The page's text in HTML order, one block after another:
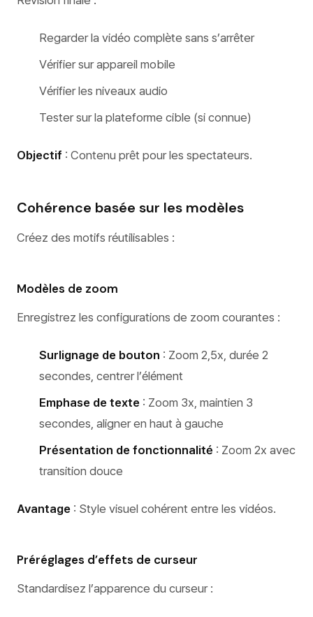
Regarder la vidéo complète sans s’arrêter
Vérifier sur appareil mobile
Vérifier les niveaux audio
Tester sur la plateforme cible (si connue)
Objectif : Contenu prêt pour les spectateurs.
Cohérence basée sur les modèles
Créez des motifs réutilisables :
Modèles de zoom
Enregistrez les configurations de zoom courantes :
Surlignage de bouton : Zoom 2,5x, durée 2
secondes, centrer l’élément
Emphase de texte : Zoom 3x, maintien 3
secondes, aligner en haut à gauche
Présentation de fonctionnalité : Zoom 2x avec
transition douce
Avantage : Style visuel cohérent entre les vidéos.
Préréglages d’effets de curseur
Standardisez l’apparence du curseur :